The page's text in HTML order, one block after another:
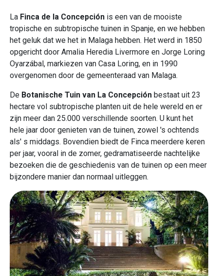
La Finca de la Concepción is een van de mooiste
tropische en subtropische tuinen in Spanje, en we hebben
het geluk dat we het in Malaga hebben. Het werd in 1850
opgericht door Amalia Heredia Livermore en Jorge Loring
Oyarzábal, markiezen van Casa Loring, en in 1990
overgenomen door de gemeenteraad van Malaga.
De Botanische Tuin van La Concepción bestaat uit 23
hectare vol subtropische planten uit de hele wereld en er
zijn meer dan 25.000 verschillende soorten. U kunt het
hele jaar door genieten van de tuinen, zowel 's ochtends
als' s middags. Bovendien biedt de Finca meerdere keren
per jaar, vooral in de zomer, gedramatiseerde nachtelijke
bezoeken die de geschiedenis van de tuinen op een meer
bijzondere manier dan normaal uitleggen.